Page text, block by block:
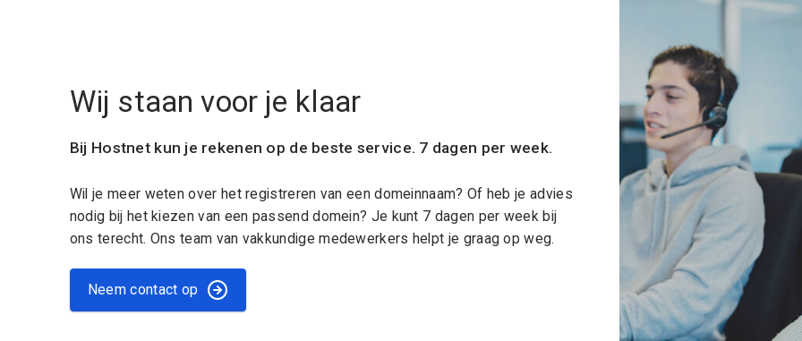
Wij staan voor je klaar
Bij Hostnet kun je rekenen op de beste service. 7 dagen per week.
Wil je meer weten over het registreren van een domeinnaam? Of heb je advies
nodig bij het kiezen van een passend domein? Je kunt 7 dagen per week bij
ons terecht. Ons team van vakkundige medewerkers helpt je graag op weg.
Neem contact op